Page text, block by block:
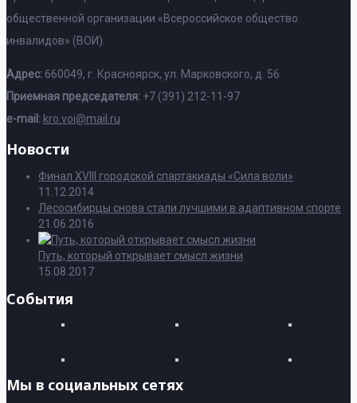
общественной организации «Всероссийское общество
инвалидов» (ВОИ).
Адрес: 660049, г. Красноярск, ул. Марковского, д. 56
Приемная председателя: +7 (391) 212-11-97
e-mail: kro.voi@mail.ru
Новости
Финал XVIII городской спартакиады «Сила воли»
11.12.2014
Лесосибирцы снова стали лучшими в адаптивном спорте
21.06.2016
Путь, который открывает смысл жизни
15.08.2017
События
Мы в социальных сетях